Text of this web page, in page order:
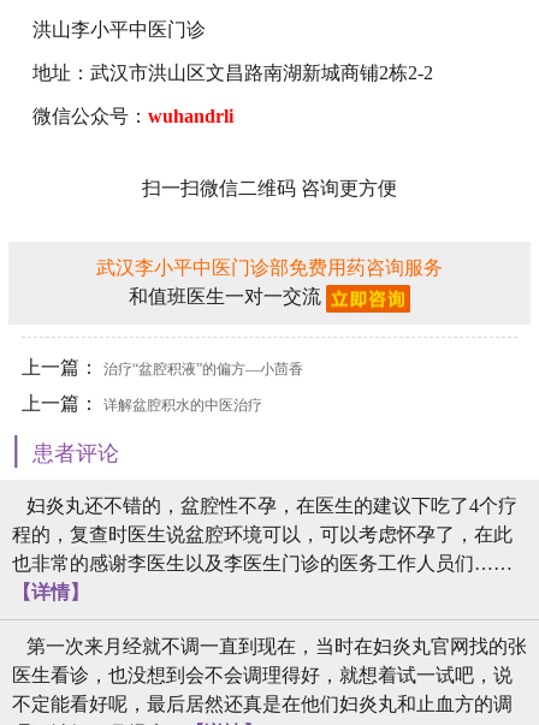
洪山李小平中医门诊
地址：武汉市洪山区文昌路南湖新城商铺2栋2-2
微信公众号： wuhandrli
扫一扫微信二维码 咨询更方便
武汉李小平中医门诊部免费用药咨询服务
和值班医生一对一交流
上一篇： 治疗“盆腔积液”的偏方—小茴香
上一篇： 详解盆腔积水的中医治疗
| 患者评论
妇炎丸还不错的，盆腔性不孕，在医生的建议下吃了4个疗
程的，复查时医生说盆腔环境可以，可以考虑怀孕了，在此
也非常的感谢李医生以及李医生门诊的医务工作人员们……
【详情】
第一次来月经就不调一直到现在，当时在妇炎丸官网找的张
医生看诊，也没想到会不会调理得好，就想着试一试吧，说
不定能看好呢，最后居然还真是在他们妇炎丸和止血方的调